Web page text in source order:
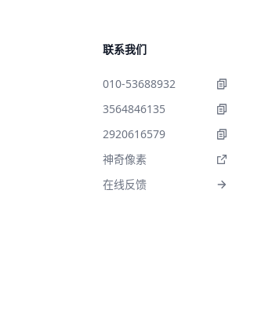
联系我们
010-53688932
3564846135
2920616579
神奇像素
在线反馈